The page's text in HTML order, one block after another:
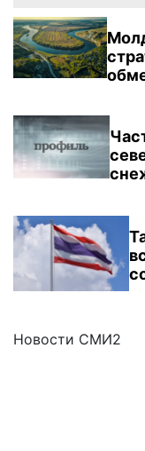
Новости СМИ2